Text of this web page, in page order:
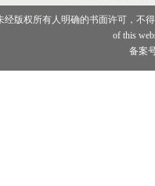
经版权所有人明确的书面许可，不
of this
备案